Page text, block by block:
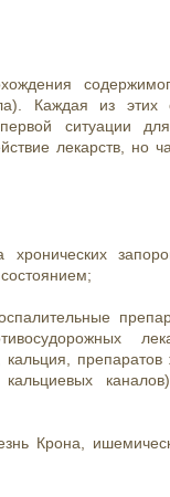
Каждая из этих
ситуации
лекарств, но
препаратов
Крона,